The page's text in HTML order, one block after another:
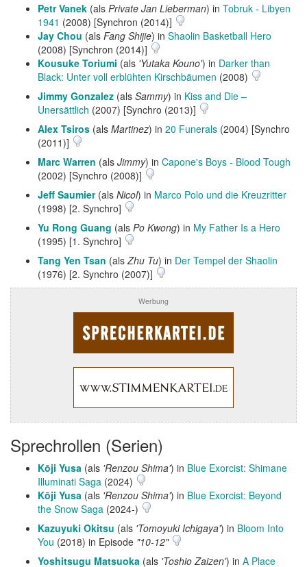
Petr Vanek (als Private Jan Lieberman) in Tobruk - Libyen
1941 (2008) [Synchron (2014)]
Jay Chou (als Fang Shijie) in Shaolin Basketball Hero
(2008) [Synchron (2014)]
Kousuke Toriumi (als 'Yutaka Kouno') in Darker than
Black: Unter voll erblühten Kirschbäumen (2008)
Jimmy Gonzalez (als Sammy) in Kiss and Die –
Unersättlich (2007) [Synchro (2013)]
Alex Tsiros (als Martinez) in 20 Funerals (2004) [Synchro
(2011)]
Marc Warren (als Jimmy) in Capone's Boys - Blood Tough
(2002) [Synchro (2008)]
Jeff Saumier(als Nicol) in Marco Polo und die Kreuzritter
(1998) [2. Synchro]
Yu Rong Guang (als Po Kwong) in My Father Is a Hero
(1995) [1. Synchro]
Tang Yen Tsan (als Zhu Tu) in Der Tempel der Shaolin
(1976) [2. Synchro (2007)]
Werbung
Sprechrollen (Serien)
Kōji Yusa (als 'Renzou Shima') in Blue Exorcist: Shimane
Illuminati Saga (2024)
Kōji Yusa (als 'Renzou Shima') in Blue Exorcist: Beyond
the Snow Saga (2024-)
Kazuyuki Okitsu (als 'Tomoyuki Ichigaya') in Bloom Into
You (2018) in Episode "10-12"
Yoshitsugu Matsuoka (als 'Toshio Zaizen') in A Place